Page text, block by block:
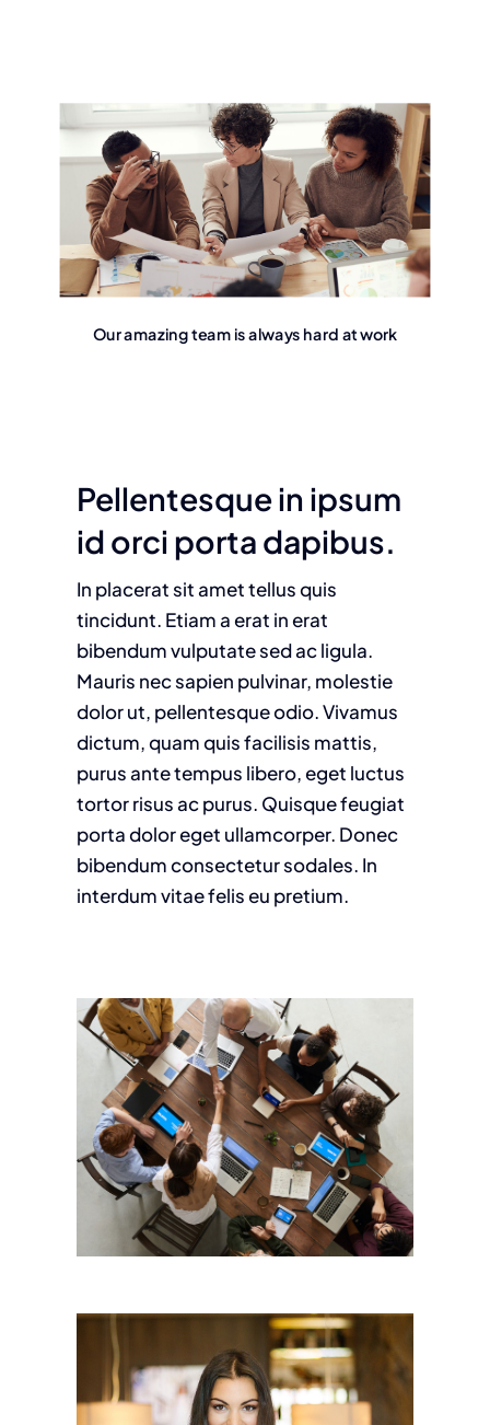
Our amazing team is always hard at work
Pellentesque in ipsum
id orci porta dapibus.
In placerat sit amet tellus quis
tincidunt. Etiam a erat in erat
bibendum vulputate sed ac ligula.
Mauris nec sapien pulvinar, molestie
dolor ut, pellentesque odio. Vivamus
dictum, quam quis facilisis mattis,
purus ante tempus libero, eget luctus
tortor risus ac purus. Quisque feugiat
porta dolor eget ullamcorper. Donec
bibendum consectetur sodales. In
interdum vitae felis eu pretium.